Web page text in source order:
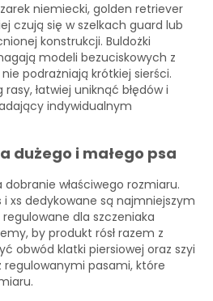
niemiecki, golden retriever
czują się w szelkach guard lub
konstrukcji. Buldożki
modeli bezuciskowych z
podrażniają krótkiej sierści.
łatwiej uniknąć błędów i
indywidualnym
dużego i małego psa
właściwego rozmiaru.
i xs dedykowane są najmniejszym
dla szczeniaka
by produkt rósł razem z
obwód klatki piersiowej oraz szyi
pasami, które